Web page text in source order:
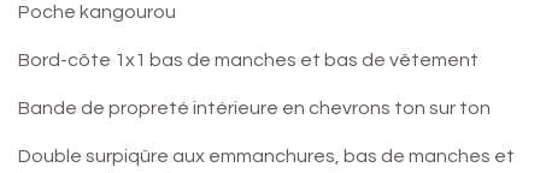
Poche kangourou
Bord-côte 1x1 bas de manches et bas de vêtement
Bande de propreté intérieure en chevrons ton sur ton
Double surpiqûre aux emmanchures, bas de manches et